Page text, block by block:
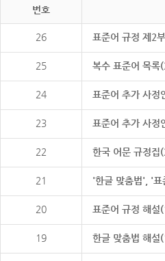
번호
26 표준어 규정 제2
25 복수 표준어 목
24 표준어 추가 사정
23 표준어 추가 사정
22 한국 어문 규정집
21 '한글 맞춤법', '
20 표준어 규정 해설
19 한글 맞춤법 해설